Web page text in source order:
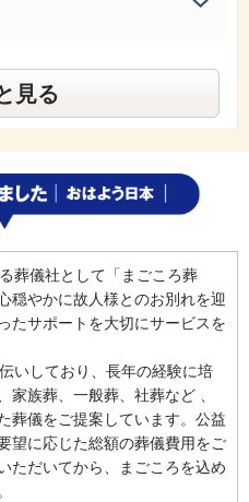
見る
葬儀社として「まごころ葬
穏やかに故人様とのお別れを迎
たサポートを大切にサービスを
いしており、長年の経験に培
家族葬、一般葬、社葬など 、
葬儀をご提案しています。公益
望に応じた総額の葬儀費用をご
ただいてから、まごころを込め